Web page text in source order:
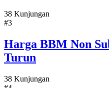
38 Kunjungan
#3
Harga BBM Non
Turun
38 Kunjungan